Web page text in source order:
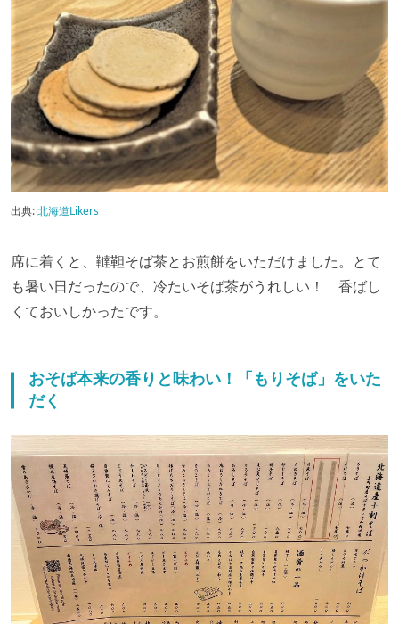
出典:北海道Likers
席に着くと、韃靼そば茶とお煎餅をいただけました。とて
も暑い日だったので、冷たいそば茶がうれしい！ 香ばし
くておいしかったです。
おそば本来の香りと味わい！「もりそば」をいた
だく